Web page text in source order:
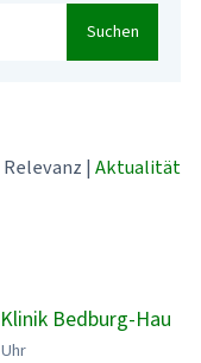
Suchen
Relevanz | Aktualität
Bedburg-Hau